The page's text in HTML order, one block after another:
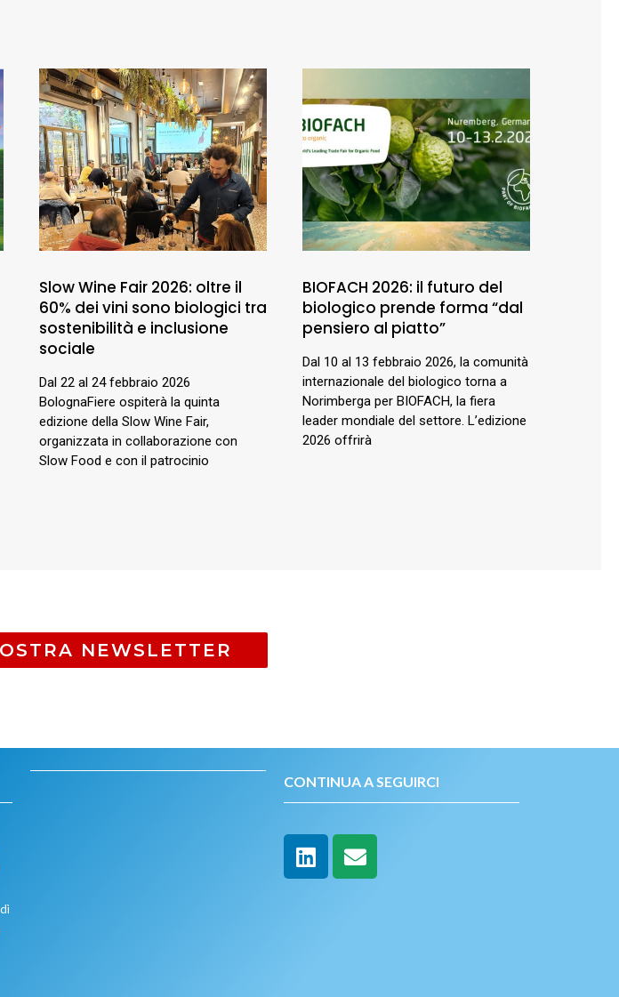
Slow Wine Fair 2026: oltre il
60% dei vini sono biologici tra
sostenibilità e inclusione
sociale
Dal 22 al 24 febbraio 2026
BolognaFiere ospiterà la quinta
edizione della Slow Wine Fair,
organizzata in collaborazione con
Slow Food e con il patrocinio
BIOFACH 2026: il futuro del
biologico prende forma “dal
pensiero al piatto”
Dal 10 al 13 febbraio 2026, la comunità
internazionale del biologico torna a
Norimberga per BIOFACH, la fiera
leader mondiale del settore. L’edizione
2026 offrirà
NEWSLETTER
CONTINUA A SEGUIRCI